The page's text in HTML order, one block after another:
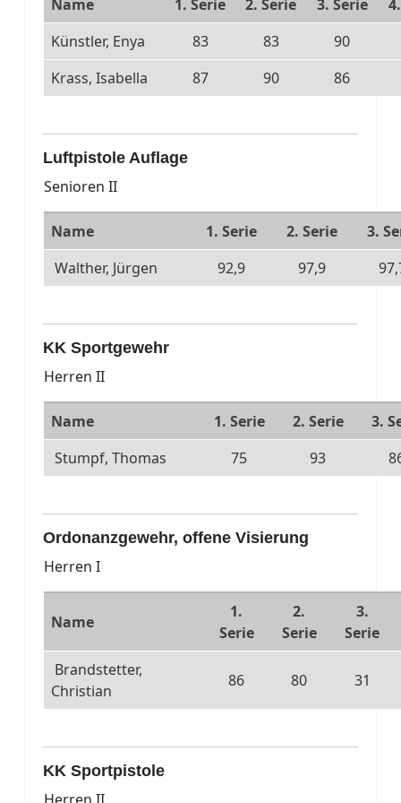
Name 1. Serie 2. Serie 3. Serie
Künstler, Enya
83 83
90
Krass, Isabella
87 90 86
Luftpistole Auflage
Senioren II
Name 1. Serie 2. Serie
3.
Walther, Jürgen
92,9 97,9
KK Sportgewehr
Herren II
Name 1. Serie 2. Serie
3.
Stumpf, Thomas
75 93
Ordonanzgewehr, offene Visierung
Herren I
Name
1.
Serie
2.
Serie
3.
Serie
Brandstetter,
Christian
86 80 31
KK Sportpistole